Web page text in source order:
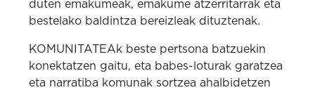
duten emakumeak, emakume atzerritarrak eta
bestelako baldintza bereizleak dituztenak.
KOMUNITATEAk beste pertsona batzuekin
konektatzen gaitu, eta babes-loturak garatzea
eta narratiba komunak sortzea ahalbidetzen